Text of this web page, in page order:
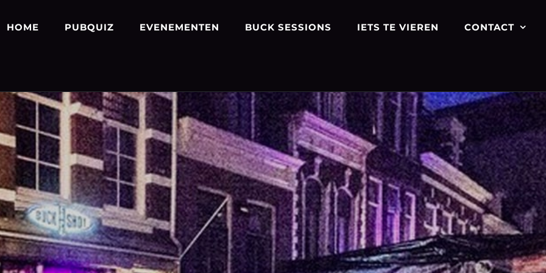
HOME PUBQUIZ EVENEMENTEN BUCK SESSIONS IETS TE VIEREN CONTACT